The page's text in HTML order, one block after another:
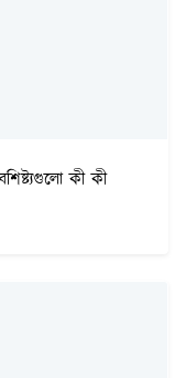
কী কী